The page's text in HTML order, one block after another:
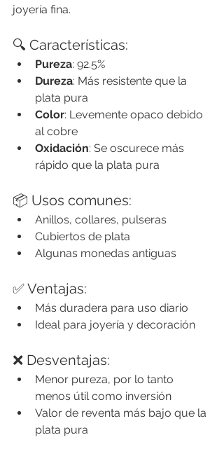
joyería fina.
🔍 Características:
Pureza: 92.5%
Dureza: Más resistente que la
plata pura
Color: Levemente opaco debido
al cobre
Oxidación: Se oscurece más
rápido que la plata pura
📦 Usos comunes:
Anillos, collares, pulseras
Cubiertos de plata
Algunas monedas antiguas
✅ Ventajas:
Más duradera para uso diario
Ideal para joyería y decoración
❌ Desventajas:
Menor pureza, por lo tanto
menos útil como inversión
Valor de reventa más bajo que la
plata pura